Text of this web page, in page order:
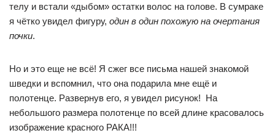
телу и встали «дыбом» остатки волос на голове. В сумраке
я чётко увидел фигуру, один в один похожую на очертания
почки.
Но и это еще не всё! Я сжег все письма нашей знакомой
шведки и вспомнил, что она подарила мне ещё и
полотенце. Развернув его, я увидел рисунок! На
небольшого размера полотенце по всей длине красовалось
изображение красного РАКА!!!